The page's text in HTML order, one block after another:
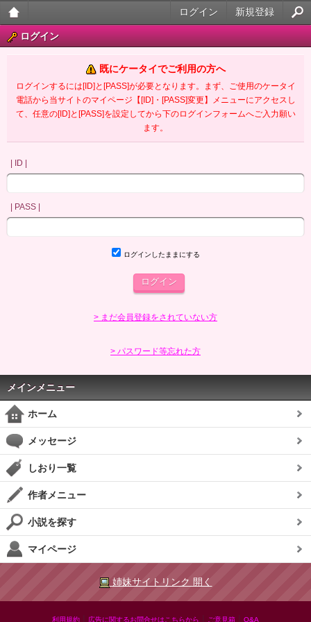
大人
ータ
イ官
新規登録
ログイン
ログイン
既にケータイでご利用の方へ
ログインするには[ID]と[PASS]が必要となります。まず、ご使用のケータイ
電話から当サイトのマイページ【[ID]・[PASS]変更】メニューにアクセスし
て、任意の[ID]と[PASS]を設定してから下のログインフォームへご入力願い
ます。
| ID |
| PASS |
ログインしたままにする
> まだ会員登録をされていない方
> パスワード等忘れた方
メインメニュー
ホーム
メッセージ
しおり一覧
作者メニュー
小説を探す
マイページ
姉妹サイトリンク 開く
利用規約 広告に関するお問合せはこちらから ご意見箱 Q&A